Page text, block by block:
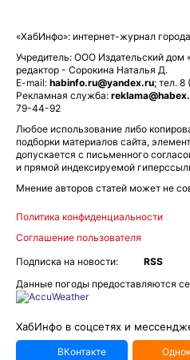
«ХабИнфо»: интернет-журнал
Учредитель: ООО Издательский дом
редактор - Сорокина Наталья Д.
E-mail: habinfo.ru@yandex.ru; тел.
Рекламная служба:
79-44-92
Любое использование либо
подборки материалов сайта,
допускается с письменного
и прямой индексируемой
Мнение авторов статей может не
Политика конфиденциальности
Соглашение пользователя
Подписка на новости:
RSS
Данные погоды предоставляются
ХабИнфо в соцсетях и
ВКонтакте